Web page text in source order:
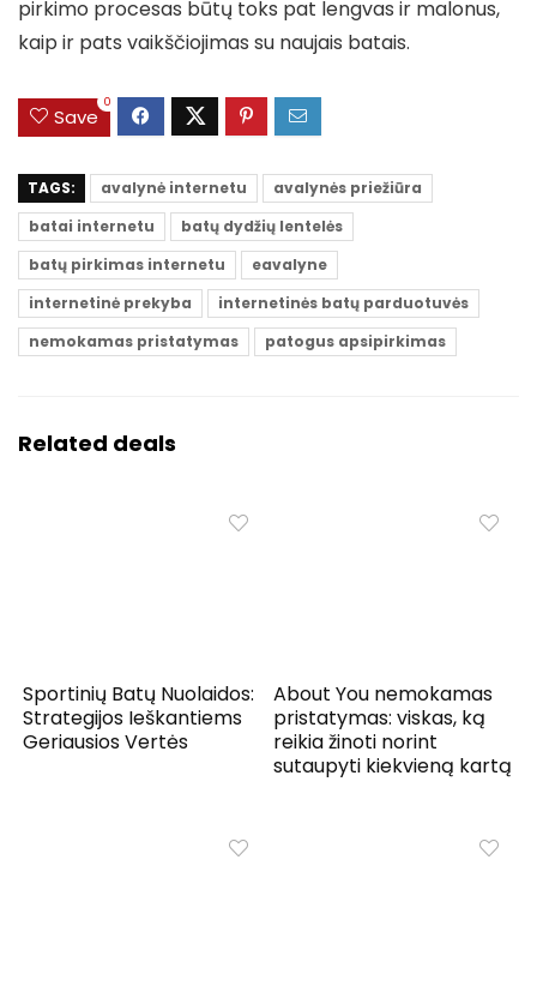
pirkimo procesas būtų toks pat lengvas ir malonus,
kaip ir pats vaikščiojimas su naujais batais.
Save
0
TAGS: avalynė internetu
avalynės priežiūra
batai internetu
batų dydžių lentelės
batų pirkimas internetu
eavalyne
internetinė prekyba
internetinės batų parduotuvės
nemokamas pristatymas
patogus apsipirkimas
Related deals
Sportinių Batų Nuolaidos:
Strategijos Ieškantiems
Geriausios Vertės
About You nemokamas
pristatymas: viskas, ką
reikia žinoti norint
sutaupyti kiekvieną kartą